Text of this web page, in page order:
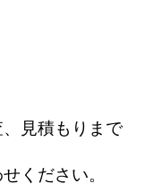
設別・失敗
ク基盤の作
見積もりまで
ください。